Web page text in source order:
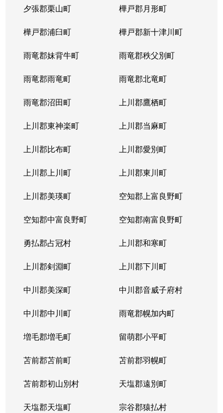
夕張郡栗山町 樺戸郡月形町
樺戸郡浦臼町 樺戸郡新十津川町
雨竜郡妹背牛町 雨竜郡秩父別町
雨竜郡雨竜町 雨竜郡北竜町
雨竜郡沼田町 上川郡鷹栖町
上川郡東神楽町 上川郡当麻町
上川郡比布町 上川郡愛別町
上川郡上川町 上川郡東川町
上川郡美瑛町 空知郡上富良野町
空知郡中富良野町 空知郡南富良野町
勇払郡占冠村 上川郡和寒町
上川郡剣淵町 上川郡下川町
中川郡美深町 中川郡音威子府村
中川郡中川町 雨竜郡幌加内町
増毛郡増毛町 留萌郡小平町
苫前郡苫前町 苫前郡羽幌町
苫前郡初山別村 天塩郡遠別町
天塩郡天塩町 宗谷郡猿払村